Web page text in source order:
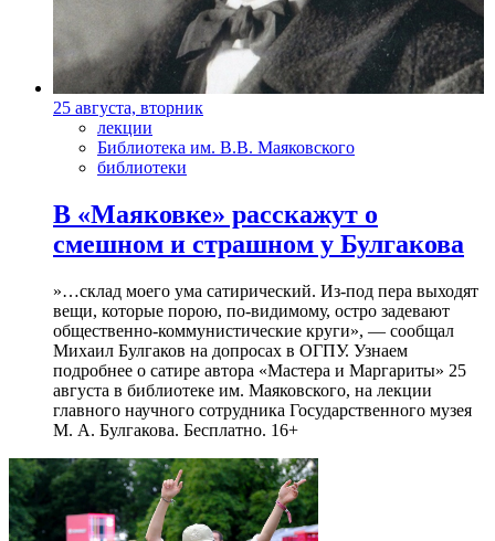
25 августа, вторник
лекции
Библиотека им. В.В. Маяковского
библиотеки
В «Маяковке» расскажут о
смешном и страшном у Булгакова
»…склад моего ума сатирический. Из-под пера выходят
вещи, которые порою, по-видимому, остро задевают
общественно-коммунистические круги», — сообщал
Михаил Булгаков на допросах в ОГПУ. Узнаем
подробнее о сатире автора «Мастера и Маргариты» 25
августа в библиотеке им. Маяковского, на лекции
главного научного сотрудника Государственного музея
М. А. Булгакова. Бесплатно. 16+